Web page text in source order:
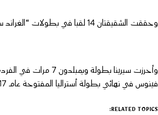
وحققت الشقيقتان 14 لقبا في بطولات “الغراند سلام” للزوجي، كما فازتا ببطولة ويمبلدون معا ست مرات، كان آخرها عام 2016.
وأحرزت سيرينا
فينوس في نهائي بطولة أستراليا المفتوحة عام 2017.
RELATED TOPICS: